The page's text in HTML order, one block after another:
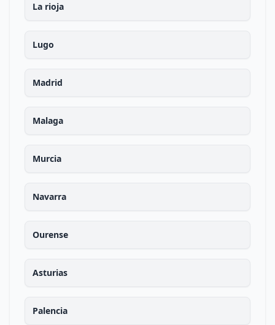
La rioja
Lugo
Madrid
Malaga
Murcia
Navarra
Ourense
Asturias
Palencia